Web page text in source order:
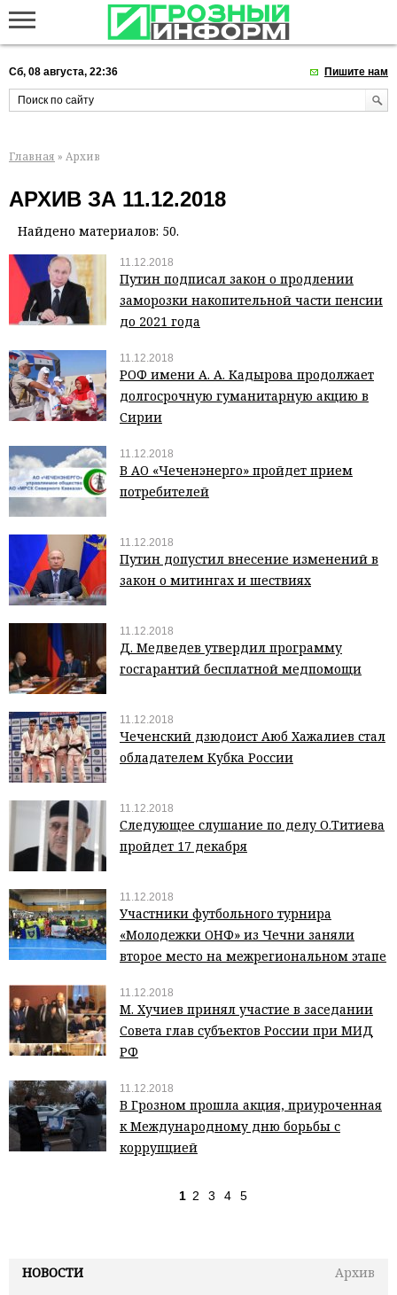
Сб, 08 августа, 22:36 Пишите нам
НОВОСТИ
Архив
Главная » Архив
АРХИВ ЗА 11.12.2018
Найдено материалов: 50.
11.12.2018
Путин подписал закон о продлении
заморозки накопительной части пенсии
до 2021 года
11.12.2018
РОФ имени А. А. Кадырова продолжает
долгосрочную гуманитарную акцию в
Сирии
11.12.2018
В АО «Чеченэнерго» пройдет прием
потребителей
11.12.2018
Путин допустил внесение изменений в
закон о митингах и шествиях
11.12.2018
Д. Медведев утвердил программу
госгарантий бесплатной медпомощи
11.12.2018
Чеченский дзюдоист Аюб Хажалиев стал
обладателем Кубка России
11.12.2018
Следующее слушание по делу О.Титиева
пройдет 17 декабря
11.12.2018
Участники футбольного турнира
«Молодежки ОНФ» из Чечни заняли
второе место на межрегиональном этапе
11.12.2018
М. Хучиев принял участие в заседании
Совета глав субъектов России при МИД
РФ
11.12.2018
В Грозном прошла акция, приуроченная
к Международному дню борьбы с
коррупцией
1 2 3 4 5